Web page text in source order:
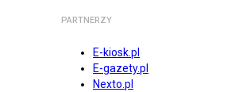
PARTNERZY
E-kiosk.pl
E-gazety.pl
Nexto.pl